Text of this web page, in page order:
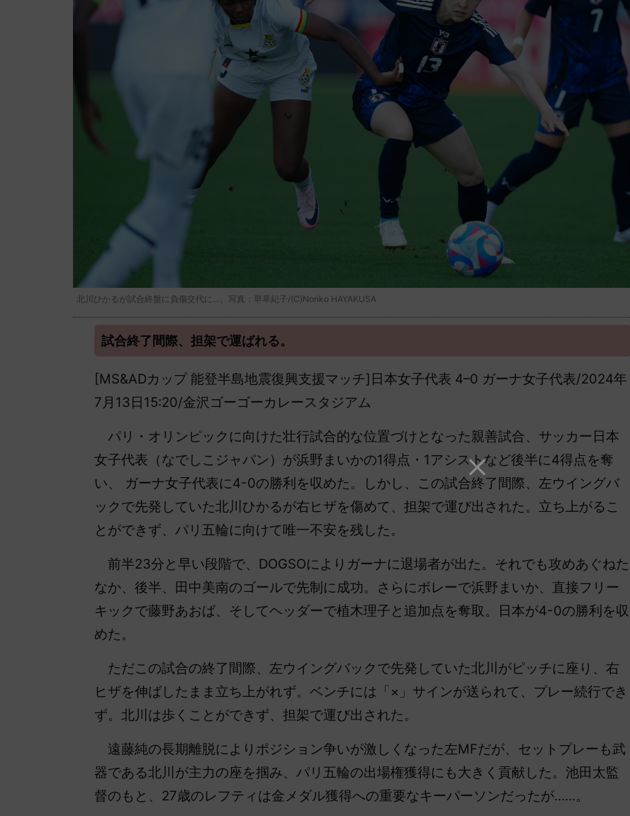
北川ひかるが試合終盤に負傷交代に…。写真：早草紀子/(C)Noriko HAYAKUSA
試合終了間際、担架で運ばれる。
[MS&ADカップ 能登半島地震復興支援マッチ]日本女子代表 4–0 ガーナ女子代表/2024年
7月13日15:20/金沢ゴーゴーカレースタジアム
パリ・オリンピックに向けた壮行試合的な位置づけとなった親善試合、サッカー日本
女子代表（なでしこジャパン）が浜野まいかの1得点・1アシストなど後半に4得点を奪
い、 ガーナ女子代表に4-0の勝利を収めた。しかし、この試合終了間際、左ウイングバ
ックで先発していた北川ひかるが右ヒザを傷めて、担架で運び出された。立ち上がるこ
とができず、パリ五輪に向けて唯一不安を残した。
前半23分と早い段階で、DOGSOによりガーナに退場者が出た。それでも攻めあぐねた
なか、後半、田中美南のゴールで先制に成功。さらにボレーで浜野まいか、直接フリー
キックで藤野あおば、そしてヘッダーで植木理子と追加点を奪取。日本が4-0の勝利を収
めた。
ただこの試合の終了間際、左ウイングバックで先発していた北川がピッチに座り、右
ヒザを伸ばしたまま立ち上がれず。ベンチには「×」サインが送られて、プレー続行でき
ず。北川は歩くことができず、担架で運び出された。
遠藤純の長期離脱によりポジション争いが激しくなった左MFだが、セットプレーも武
器である北川が主力の座を掴み、パリ五輪の出場権獲得にも大きく貢献した。池田太監
督のもと、27歳のレフティは金メダル獲得への重要なキーパーソンだったが……。